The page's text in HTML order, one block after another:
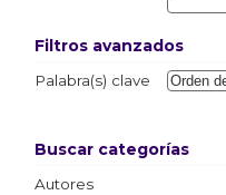
Filtros avanzados
Palabra(s) clave
Buscar categorías
Autores